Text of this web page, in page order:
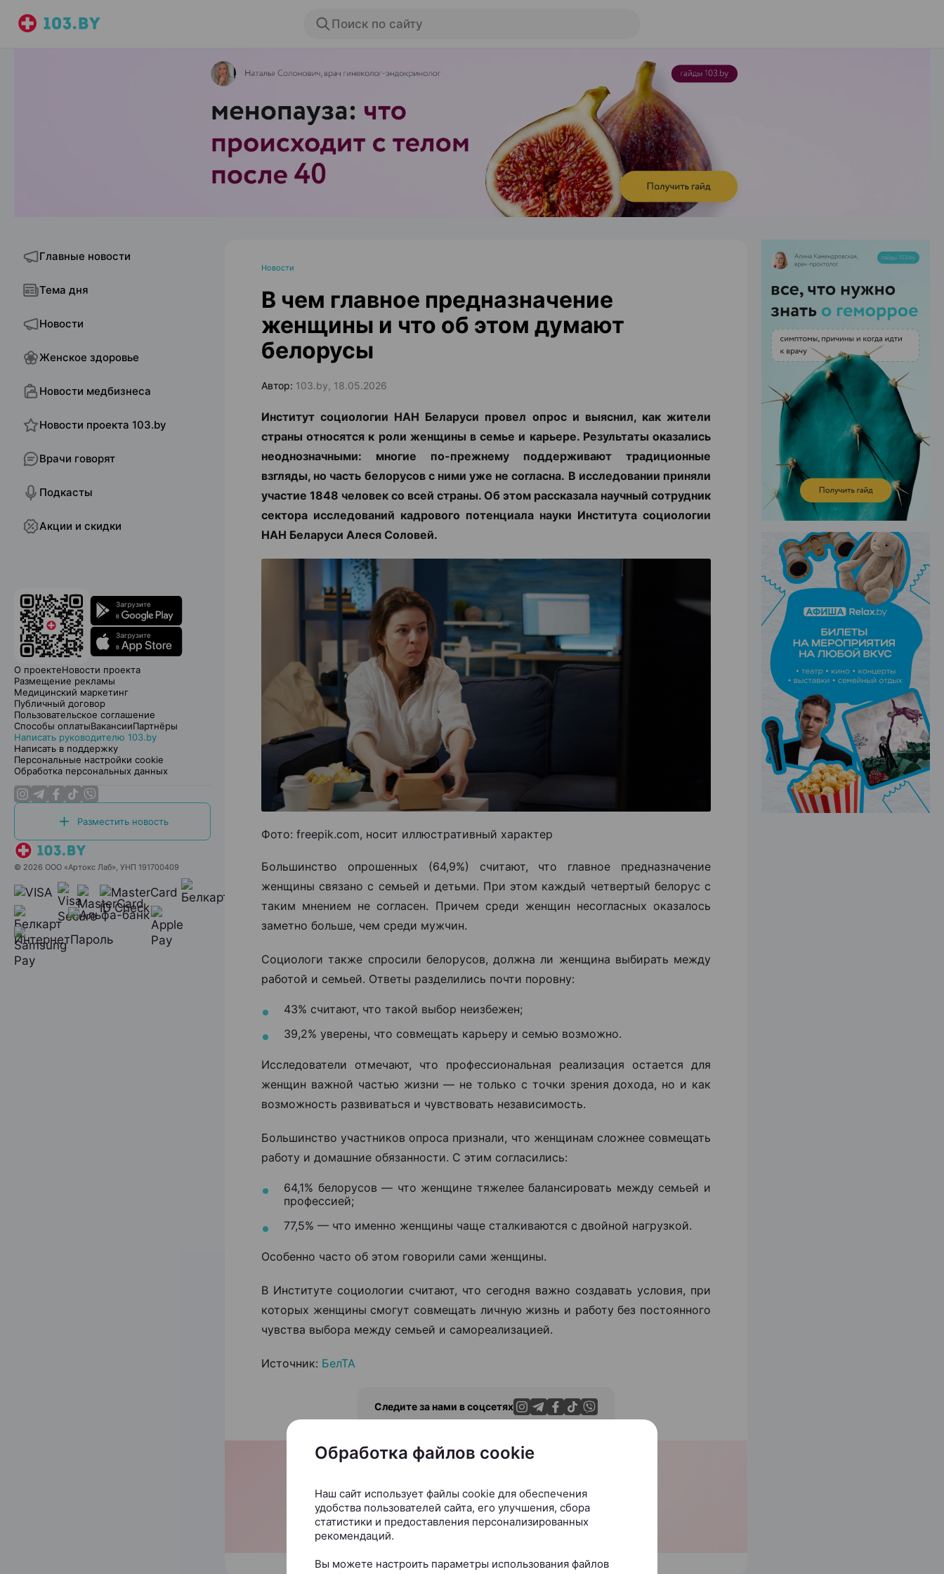
Поиск по сайту
ЭФФЕКТИВНАЯ РЕКЛАМА НА САЙТЕ
Главные новости
Тема дня
Новости
Женское здоровье
Новости медбизнеса
Новости проекта 103.by
Врачи говорят
Подкасты
Акции и скидки
О проектеНовости проекта
Размещение рекламы
Медицинский маркетинг
Публичный договор
Пользовательское соглашение
Способы оплатыВакансииПартнёры
Написать руководителю 103.by
Написать в поддержку
Персональные настройки cookie
Обработка персональных данных
Разместить новость
© 2026 ООО «Артокс Лаб», УНП 191700409
Новости
В чем главное предназначение
женщины и что об этом думают
белорусы
Автор: 103.by, 18.05.2026
Институт социологии НАН Беларуси провел опрос и выяснил, как жители
страны относятся к роли женщины в семье и карьере. Результаты оказались
неоднозначными: многие по-прежнему поддерживают традиционные
взгляды, но часть белорусов с ними уже не согласна. В исследовании приняли
участие 1848 человек со всей страны. Об этом рассказала научный сотрудник
сектора исследований кадрового потенциала науки Института социологии
НАН Беларуси Алеся Соловей.
Фото: freepik.com, носит иллюстративный характер
Большинство опрошенных (64,9%) считают, что главное предназначение
женщины связано с семьей и детьми. При этом каждый четвертый белорус с
таким мнением не согласен. Причем среди женщин несогласных оказалось
заметно больше, чем среди мужчин.
Социологи также спросили белорусов, должна ли женщина выбирать между
работой и семьей. Ответы разделились почти поровну:
43% считают, что такой выбор неизбежен;
39,2% уверены, что совмещать карьеру и семью возможно.
Исследователи отмечают, что профессиональная реализация остается для
женщин важной частью жизни — не только с точки зрения дохода, но и как
возможность развиваться и чувствовать независимость.
Большинство участников опроса признали, что женщинам сложнее совмещать
работу и домашние обязанности. С этим согласились:
64,1% белорусов — что женщине тяжелее балансировать между семьей и
профессией;
77,5% — что именно женщины чаще сталкиваются с двойной нагрузкой.
Особенно часто об этом говорили сами женщины.
В Институте социологии считают, что сегодня важно создавать условия, при
которых женщины смогут совмещать личную жизнь и работу без постоянного
чувства выбора между семьей и самореализацией.
Источник: БелТА
Следите за нами в соцсетях
ЭФФЕКТИВНАЯ РЕКЛАМА НА САЙТЕ
ЭФФЕКТИВНАЯ РЕКЛАМА НА САЙТЕ
ЭФФЕКТИВНАЯ РЕКЛАМА НА САЙТЕ
Обработка файлов cookie
Наш сайт использует файлы cookie для обеспечения
удобства пользователей сайта, его улучшения, сбора
статистики и предоставления персонализированных
рекомендаций.
Вы можете настроить параметры использования файлов